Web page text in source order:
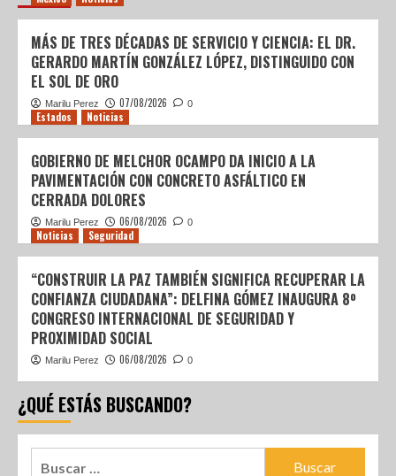
MÁS DE TRES DÉCADAS DE SERVICIO Y CIENCIA: EL DR.
GERARDO MARTÍN GONZÁLEZ LÓPEZ, DISTINGUIDO CON
EL SOL DE ORO
Marilu Perez 07/08/2026 0
Estados Noticias
GOBIERNO DE MELCHOR OCAMPO DA INICIO A LA
PAVIMENTACIÓN CON CONCRETO ASFÁLTICO EN
CERRADA DOLORES
Marilu Perez 06/08/2026 0
Noticias Seguridad
“CONSTRUIR LA PAZ TAMBIÉN SIGNIFICA RECUPERAR LA
CONFIANZA CIUDADANA”: DELFINA GÓMEZ INAUGURA 8º
CONGRESO INTERNACIONAL DE SEGURIDAD Y
PROXIMIDAD SOCIAL
Marilu Perez 06/08/2026 0
¿QUÉ ESTÁS BUSCANDO?